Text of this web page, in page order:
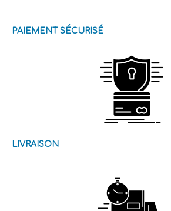
PAIEMENT SÉCURISÉ
LIVRAISON